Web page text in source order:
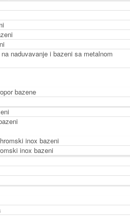
naduvavanje i bazeni sa metalnom
bazene
inox bazeni
inox bazeni